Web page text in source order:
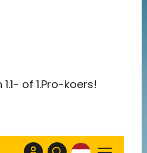
of 1.Pro-koers!